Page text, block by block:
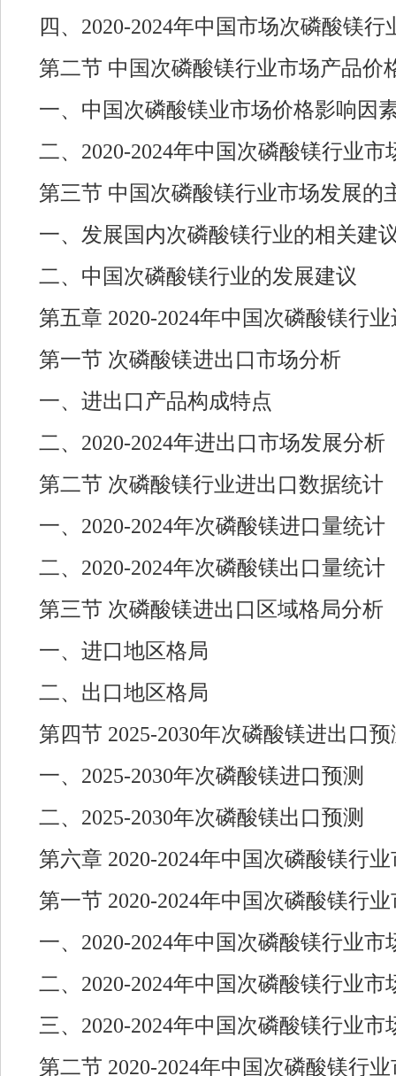
四、2020-2024年中国市场次磷酸镁
第二节 中国次磷酸镁行业市场产品价
一、中国次磷酸镁业市场价格影响因
二、2020-2024年中国次磷酸镁行业市
第三节 中国次磷酸镁行业市场发展的
一、发展国内次磷酸镁行业的相关建
二、中国次磷酸镁行业的发展建议
第五章 2020-2024年中国次磷酸镁行
第一节 次磷酸镁进出口市场分析
一、进出口产品构成特点
二、2020-2024年进出口市场发展分析
第二节 次磷酸镁行业进出口数据统计
一、2020-2024年次磷酸镁进口量统计
二、2020-2024年次磷酸镁出口量统计
第三节 次磷酸镁进出口区域格局分析
一、进口地区格局
二、出口地区格局
第四节 2025-2030年次磷酸镁进出口预
一、2025-2030年次磷酸镁进口预测
二、2025-2030年次磷酸镁出口预测
第六章 2020-2024年中国次磷酸镁行
第一节 2020-2024年中国次磷酸镁行
一、2020-2024年中国次磷酸镁行业市
二、2020-2024年中国次磷酸镁行业
三、2020-2024年中国次磷酸镁行业
第二节 2020-2024年中国次磷酸镁行